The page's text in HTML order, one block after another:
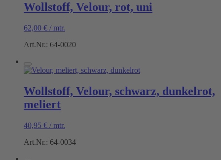
Wollstoff, Velour, rot, uni
62,00 € / mtr.
Art.Nr.: 64-0020
Wollstoff, Velour, schwarz, dunkelrot,
meliert
40,95 € / mtr.
Art.Nr.: 64-0034